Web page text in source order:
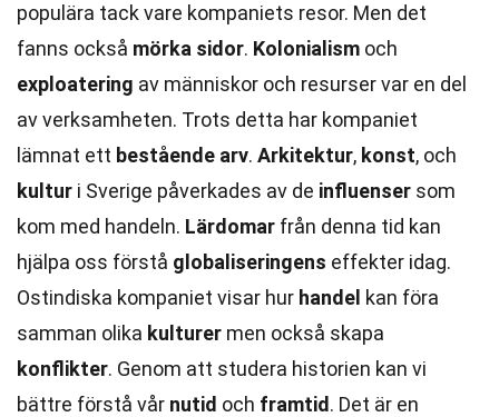
populära tack vare kompaniets resor. Men det
fanns också mörka sidor. Kolonialism och
exploatering av människor och resurser var en del
av verksamheten. Trots detta har kompaniet
lämnat ett bestående arv. Arkitektur, konst, och
kultur i Sverige påverkades av de influenser som
kom med handeln. Lärdomar från denna tid kan
hjälpa oss förstå globaliseringens effekter idag.
Ostindiska kompaniet visar hur handel kan föra
samman olika kulturer men också skapa
konflikter. Genom att studera historien kan vi
bättre förstå vår nutid och framtid . Det är en